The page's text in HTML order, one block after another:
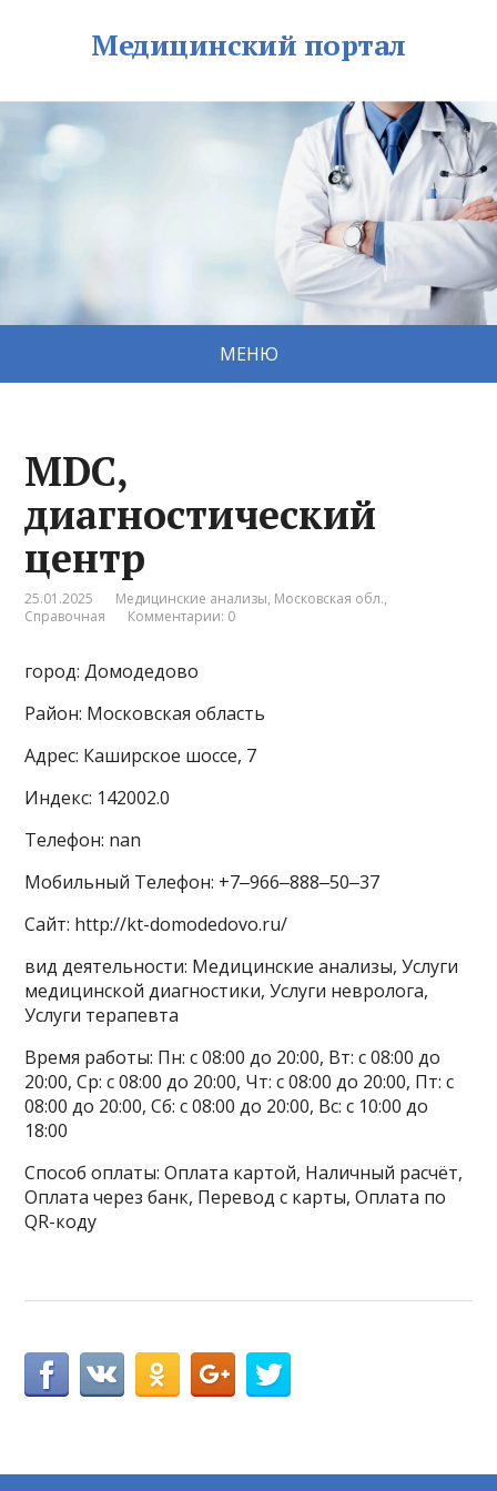
Медицинский портал
МЕНЮ
MDC,
диагностический
центр
25.01.2025 Медицинские анализы, Московская обл.,
Справочная
Комментарии: 0
город: Домодедово
Район: Московская область
Адрес: Каширское шоссе, 7
Индекс: 142002.0
Телефон: nan
Мобильный Телефон: +7‒966‒888‒50‒37
Сайт: http://kt-domodedovo.ru/
вид деятельности: Медицинские анализы, Услуги
медицинской диагностики, Услуги невролога,
Услуги терапевта
Время работы: Пн: с 08:00 до 20:00, Вт: с 08:00 до
20:00, Ср: с 08:00 до 20:00, Чт: с 08:00 до 20:00, Пт: с
08:00 до 20:00, Сб: с 08:00 до 20:00, Вс: с 10:00 до
18:00
Способ оплаты: Оплата картой, Наличный расчёт,
Оплата через банк, Перевод с карты, Оплата по
QR-коду